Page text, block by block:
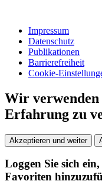
Impressum
Datenschutz
Publikationen
Barrierefreiheit
Cookie-
Wir verwenden
Erfahrung zu
Akzeptieren und weiter
Loggen Sie sich
Favoriten